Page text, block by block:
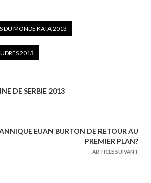
DU MONDE KATA 2013
2013
DE SERBIE 2013
EUAN BURTON DE RETOUR AU
PREMIER PLAN?
ARTICLE SUIVANT